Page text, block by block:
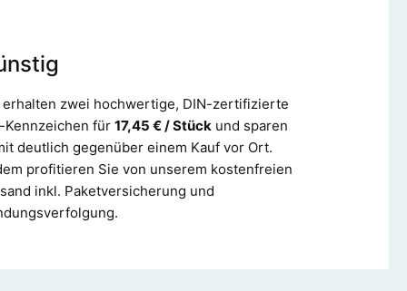
erhalten zwei hochwertige, DIN-zertifizierte
Kennzeichen für 17,45 € / Stück und sparen
deutlich gegenüber einem Kauf vor Ort.
profitieren Sie von unserem kostenfreien
inkl. Paketversicherung und